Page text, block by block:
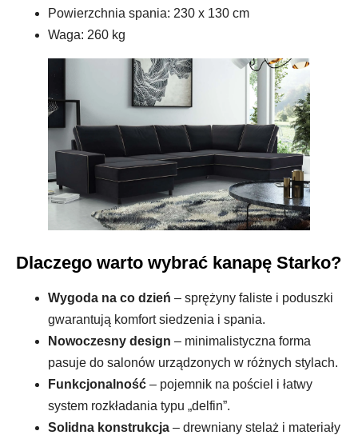
Powierzchnia spania: 230 x 130 cm
Waga: 260 kg
Dlaczego warto wybrać kanapę Starko?
Wygoda na co dzień – sprężyny faliste i poduszki
gwarantują komfort siedzenia i spania.
Nowoczesny design – minimalistyczna forma
pasuje do salonów urządzonych w różnych stylach.
Funkcjonalność – pojemnik na pościel i łatwy
system rozkładania typu „delfin”.
Solidna konstrukcja – drewniany stelaż i materiały